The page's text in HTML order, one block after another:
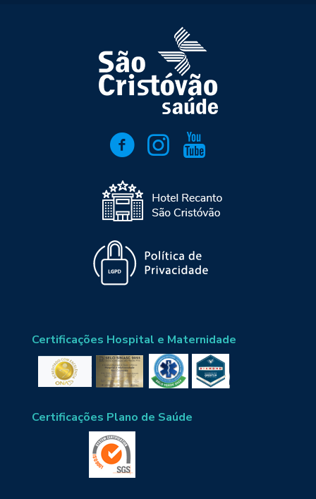
Certificações Hospital e Maternidade
Certificações Plano de Saúde